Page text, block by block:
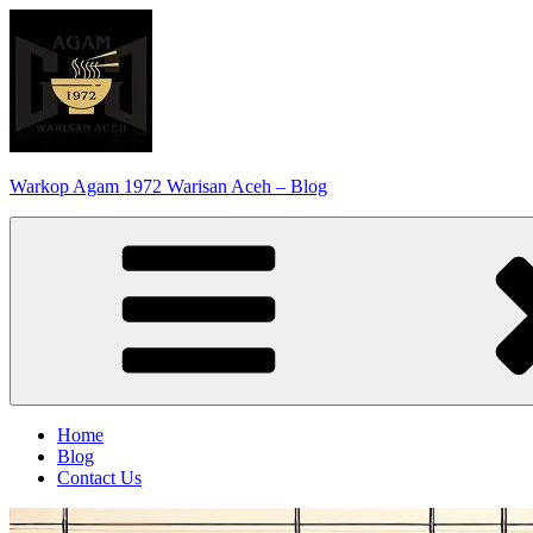
to
content
Warkop Agam 1972 Warisan Aceh – Blog
Home
Blog
Contact Us